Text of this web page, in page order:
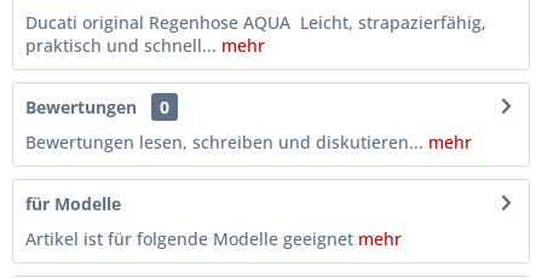
Ducati original Regenhose AQUA Leicht, strapazierfähig,
praktisch und schnell... mehr
Bewertungen
0
Bewertungen lesen, schreiben und diskutieren... mehr
für Modelle
Artikel ist für folgende Modelle geeignet mehr